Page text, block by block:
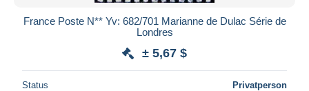
France Poste N** Yv: 682/701 Marianne de Dulac Série de
Londres
± 5,67 $
Status Privatperson